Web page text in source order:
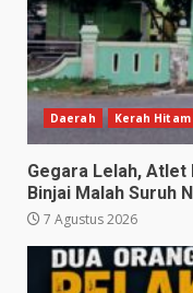
Daerah Kerah Hitam
Gegara Lelah, Atlet
Binjai Malah Suruh
7 Agustus 2026